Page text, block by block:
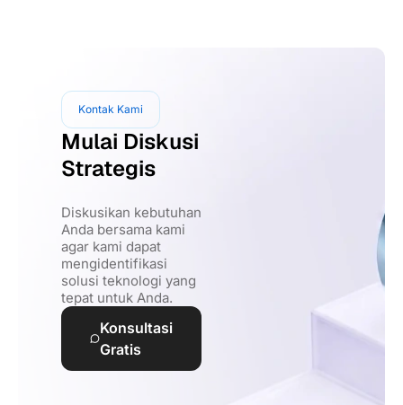
Kontak Kami
Mulai Diskusi
Strategis
Diskusikan kebutuhan
Anda bersama kami
agar kami dapat
mengidentifikasi
solusi teknologi yang
tepat untuk Anda.
Konsultasi
Gratis